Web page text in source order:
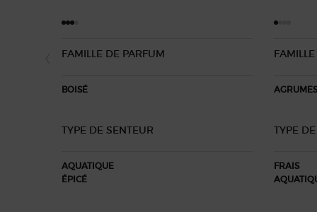
FAMILLE DE PARFUM
BOISÉ
TYPE DE SENTEUR
AQUATIQUE
ÉPICÉ
AGRUMES​
TYPE
FRAIS